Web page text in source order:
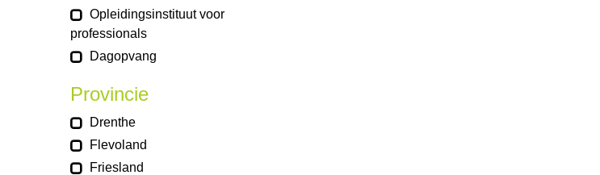
Opleidingsinstituut voor
professionals
Dagopvang
Provincie
Drenthe
Flevoland
Friesland